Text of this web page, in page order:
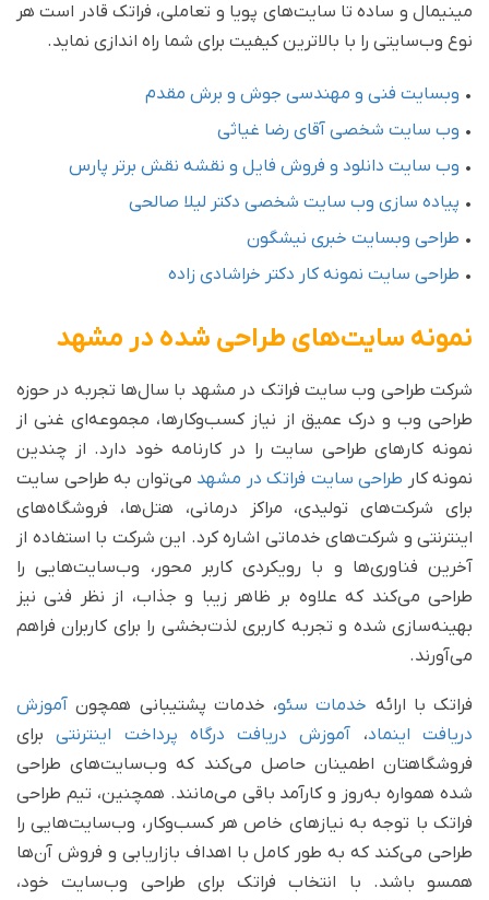
مینیمال و ساده تا سایت‌های پویا و تعاملی، فراتک قادر است هر
نوع وب‌سایتی را با بالاترین کیفیت برای شما راه اندازی نماید.
• وبسایت فنی و مهندسی جوش و برش مقدم
• وب سایت شخصی آقای رضا غیاثی
• وب سایت دانلود و فروش فایل و نقشه نقش برتر پارس
• پیاده سازی وب سایت شخصی دکتر لیلا صالحی
• طراحی وبسایت خبری نیشگون
• طراحی سایت نمونه کار دکتر خراشادی زاده
نمونه سایت‌های طراحی شده در مشهد
شرکت طراحی وب سایت فراتک در مشهد با سال‌ها تجربه در حوزه
طراحی وب و درک عمیق از نیاز کسب‌وکارها، مجموعه‌ای غنی از
نمونه کارهای طراحی سایت را در کارنامه خود دارد. از چندین
نمونه کار طراحی سایت فراتک در مشهد می‌توان به طراحی سایت
برای شرکت‌های تولیدی، مراکز درمانی، هتل‌ها، فروشگاه‌های
اینترنتی و شرکت‌های خدماتی اشاره کرد. این شرکت با استفاده از
آخرین فناوری‌ها و با رویکردی کاربر محور، وب‌سایت‌هایی را
طراحی می‌کند که علاوه بر ظاهر زیبا و جذاب، از نظر فنی نیز
بهینه‌سازی شده و تجربه کاربری لذت‌بخشی را برای کاربران فراهم
می‌آورند.
فراتک با ارائه خدمات سئو، خدمات پشتیبانی همچون آموزش
دریافت اینماد، آموزش دریافت درگاه پرداخت اینترنتی برای
فروشگاهتان اطمینان حاصل می‌کند که وب‌سایت‌های طراحی
شده همواره به‌روز و کارآمد باقی می‌مانند. همچنین، تیم طراحی
فراتک با توجه به نیازهای خاص هر کسب‌وکار، وب‌سایت‌هایی را
طراحی می‌کند که به طور کامل با اهداف بازاریابی و فروش آن‌ها
همسو باشد. با انتخاب فراتک برای طراحی وب‌سایت خود،